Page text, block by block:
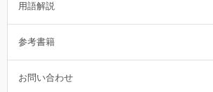
用語解説
参考書籍
お問い合わせ